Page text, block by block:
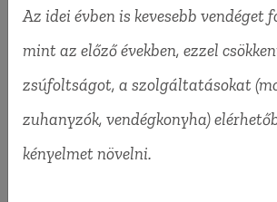
Az idei évben is kevesebb vendéget
mint az előző években, ezzel
zsúfoltságot, a szolgáltatásokat
zuhanyzók, vendégkonyha)
kényelmet növelni.